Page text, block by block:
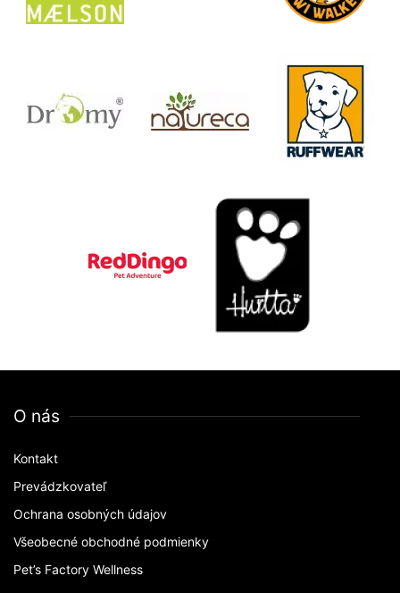
O nás
Kontakt
Prevádzkovateľ
Ochrana osobných údajov
Všeobecné obchodné podmienky
Pet’s Factory Wellness